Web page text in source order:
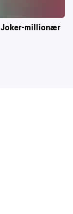
Joker-millionær